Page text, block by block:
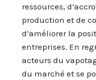
ressources,
production et de
d’améliorer la
entreprises. En
acteurs du
du marché et se